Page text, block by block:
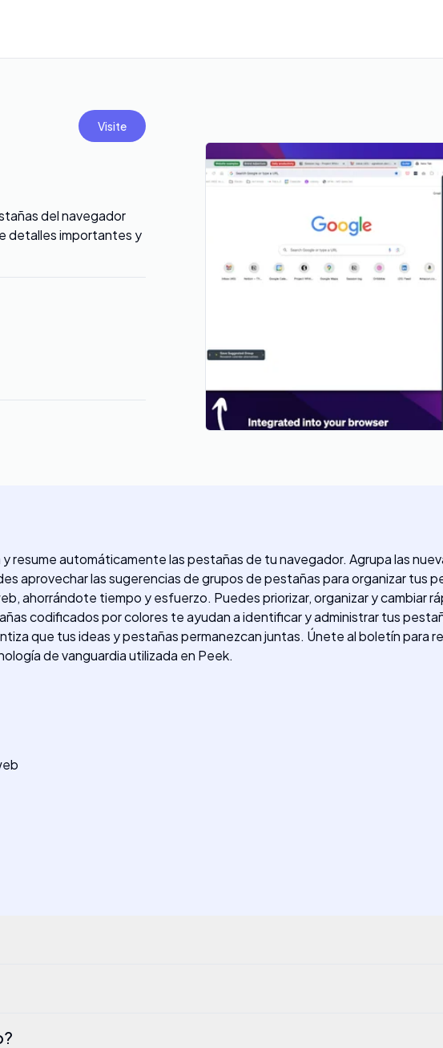
Visite
del navegador
detalles importantes y
resume automáticamente las pestañas de tu navegador. Agrupa las
aprovechar las sugerencias de grupos de pestañas para organizar tus
ahorrándote tiempo y esfuerzo. Puedes priorizar, organizar y cambiar
codificados por colores te ayudan a identificar y administrar tus
que tus ideas y pestañas permanezcan juntas. Únete al boletín para
de vanguardia utilizada en Peek.